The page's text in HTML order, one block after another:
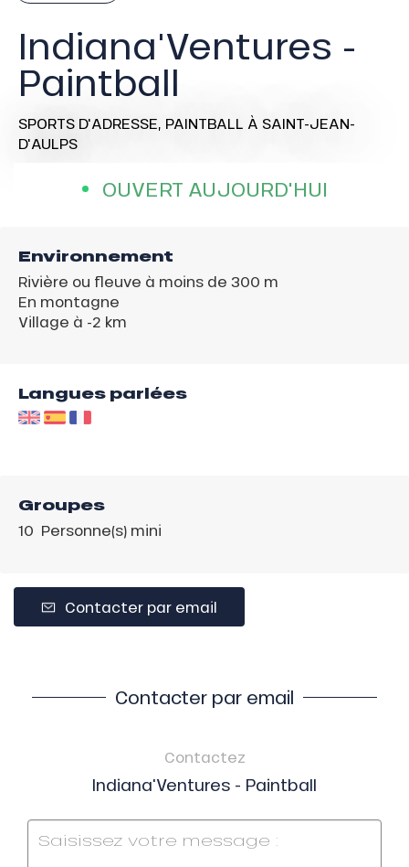
Indiana'Ventures -
Paintball
SPORTS D'ADRESSE, PAINTBALL À SAINT-JEAN-
D'AULPS
OUVERT AUJOURD'HUI
Environnement
Rivière ou fleuve à moins de 300 m
En montagne
Village à -2 km
Langues parlées
Groupes
10 Personne(s) mini
Contacter par email
Contacter par email
Contactez
Indiana'Ventures - Paintball